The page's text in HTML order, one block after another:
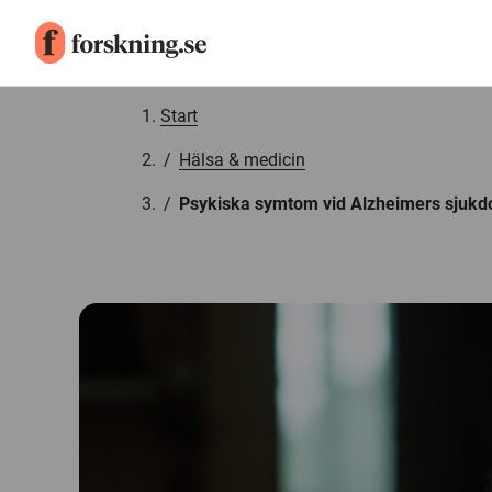
Start
/ Hälsa & medicin
/ Psykiska symtom vid Alzheimers